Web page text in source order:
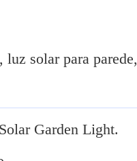
luz solar para parede,
Garden Light.